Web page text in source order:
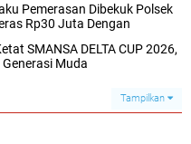
Pemerasan Dibekuk Polsek
Rp30 Juta Dengan
SMANSA DELTA CUP 2026,
Muda
Tampilkan